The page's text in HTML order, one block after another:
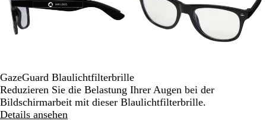
und
Pfeiltasten
zum
Schwenken.
und
-
zum
Zoomen
zum
Schwenken.
GazeGuard Blaulichtfilterbrille
Reduzieren Sie die Belastung Ihrer Augen bei der
Bildschirmarbeit mit dieser Blaulichtfilterbrille.
Details ansehen